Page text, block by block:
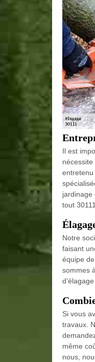
Il est
entretenu
jardinage
tout
Notre
faisant
équipe
sommes
Si vous
travaux.
même
nous,